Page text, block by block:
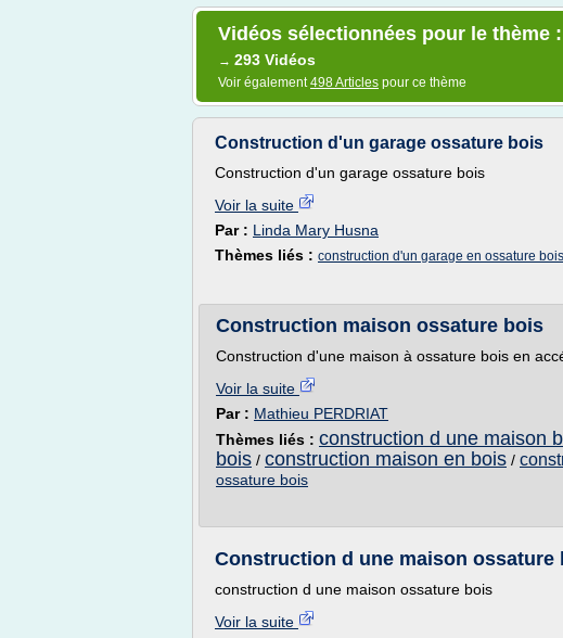
Vidéos sélectionnées pour le
→ 293 Vidéos
Voir également498 Articles pour ce thème
Construction d'un garage ossature bois
Construction d'un garage ossature bois
Voir la suite
Par : Linda Mary Husna
Thèmes liés : construction d'un garage en ossature bois
Construction maison ossature bois
Construction d'une maison à ossature bois en
Voir la suite
Par : Mathieu PERDRIAT
Thèmes liés : construction d une maison
bois / construction maison en bois /
ossature bois
Construction d une maison
construction d une maison ossature bois
Voir la suite